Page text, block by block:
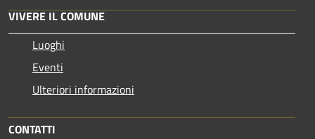
VIVERE IL COMUNE
Luoghi
Eventi
Ulteriori informazioni
CONTATTI